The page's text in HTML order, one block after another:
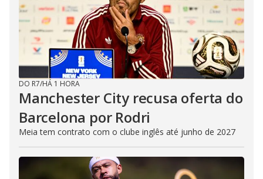
DO R7/HÁ 1 HORA
Manchester City recusa oferta do
Barcelona por Rodri
Meia tem contrato com o clube inglês até junho de 2027